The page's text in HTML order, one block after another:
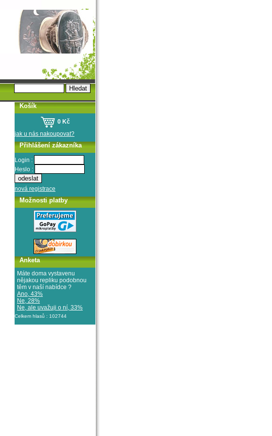
Košík
0 Kč
jak u nás nakoupovat?
Přihlášení zákazníka
Login :
Heslo :
nová registrace
Možnosti platby
Anketa
Máte doma vystavenu
nějakou repliku podobnou
těm v naší nabídce ?
Ano, 43%
Ne, 28%
Ne, ale uvažuji o ní, 33%
Celkem hlasů : 102744